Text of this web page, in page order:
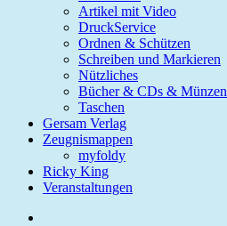
Artikel mit Video
DruckService
Ordnen & Schützen
Schreiben und Markieren
Nützliches
Bücher & CDs & Münzen
Taschen
Gersam Verlag
Zeugnismappen
myfoldy
Ricky King
Veranstaltungen